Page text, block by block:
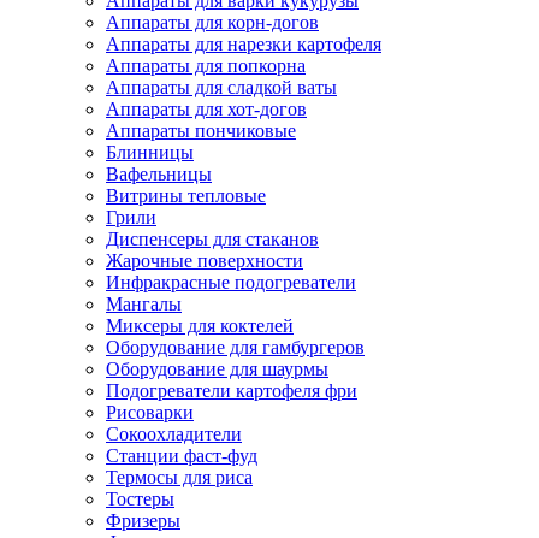
Аппараты для корн-догов
Аппараты для нарезки картофеля
Аппараты для попкорна
Аппараты для сладкой ваты
Аппараты для хот-догов
Аппараты пончиковые
Блинницы
Вафельницы
Витрины тепловые
Грили
Диспенсеры для стаканов
Жарочные поверхности
Инфракрасные подогреватели
Мангалы
Миксеры для коктелей
Оборудование для гамбургеров
Оборудование для шаурмы
Подогреватели картофеля фри
Рисоварки
Сокоохладители
Станции фаст-фуд
Термосы для риса
Тостеры
Фризеры